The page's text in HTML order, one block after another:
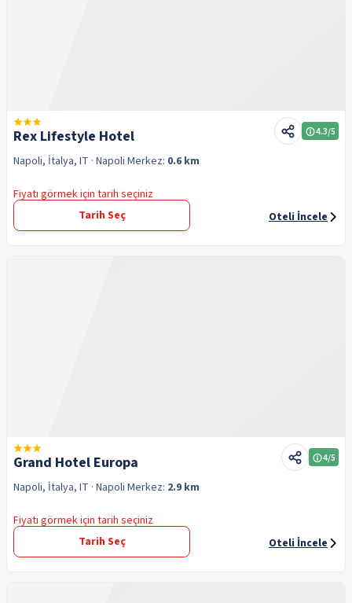
Rex Lifestyle Hotel 4.3/5
Napoli, İtalya, IT · Napoli Merkez: 0.6 km
Fiyatı görmek için tarih seçiniz
Tarih Seç
Oteli İncele
Grand Hotel Europa 4/5
Napoli, İtalya, IT · Napoli Merkez: 2.9 km
Fiyatı görmek için tarih seçiniz
Tarih Seç
Oteli İncele